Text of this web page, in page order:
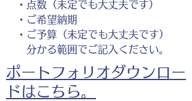
・点数（未定でも大丈夫です）
・ご希望納期
・ご予算（未定でも大丈夫です）
分かる範囲でご記入ください。
ポートフォリオダウンロー
ドはこちら。